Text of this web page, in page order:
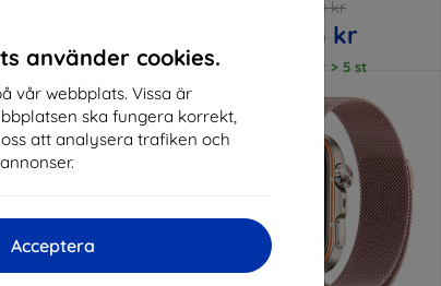
använder cookies.
vår webbplats. Vissa är
ska fungera korrekt,
att analysera trafiken och
Acceptera
I lager > 5 st
170 kr
153 kr
I lager > 5 st
-10% -10%